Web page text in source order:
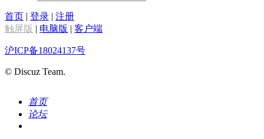
首页 | 登录 | 注册
触屏版 | 电脑版 | 客户端
沪ICP备18024137号
© Discuz Team.
首页
论坛